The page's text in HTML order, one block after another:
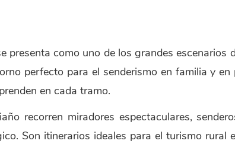
presenta como uno de los grandes
perfecto para el senderismo en familia y
en cada tramo.
recorren miradores espectaculares,
Son itinerarios ideales para el turismo